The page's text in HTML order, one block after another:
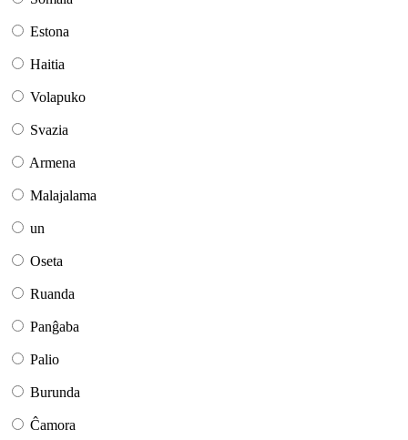
Estona
Haitia
Volapuko
Svazia
Armena
Malajalama
un
Oseta
Ruanda
Panĝaba
Palio
Burunda
Ĉamora